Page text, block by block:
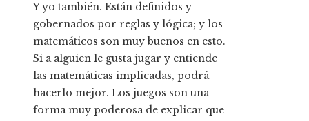
Y yo también. Están definidos y
gobernados por reglas y lógica; y los
matemáticos son muy buenos en esto.
Si a alguien le gusta jugar y entiende
las matemáticas implicadas, podrá
hacerlo mejor. Los juegos son una
forma muy poderosa de explicar que